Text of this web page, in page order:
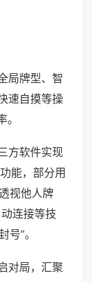
局牌型、智
速自摸等操
方软件实现
能，部分用
视他人牌
连接等技
”。
对局，汇聚